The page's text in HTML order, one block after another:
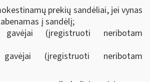
prekių sandėliai, jei vynas
į sandėlį;
gavėjai (įregistruoti neribotam
(įregistruoti neribotam